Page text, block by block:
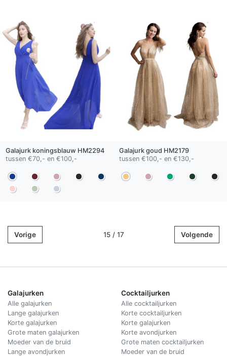
Galajurk koningsblauw HM2294
tussen €70,- en €100,-
Galajurk goud HM2179
tussen €100,- en €130,-
Vorige 15 / 17 Volgende
Galajurken
Alle galajurken
Lange galajurken
Korte galajurken
Grote maten galajurken
Moeder van de bruid
Lange avondjurken
Cocktailjurken
Alle cocktailjurken
Korte cocktailjurken
Korte galajurken
Korte avondjurken
Grote maten cocktailjurken
Moeder van de bruid